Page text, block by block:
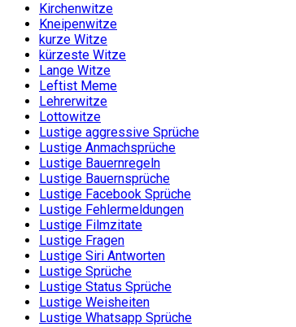
Kirchenwitze
Kneipenwitze
kurze Witze
kürzeste Witze
Lange Witze
Leftist Meme
Lehrerwitze
Lottowitze
Lustige aggressive Sprüche
Lustige Anmachsprüche
Lustige Bauernregeln
Lustige Bauernsprüche
Lustige Facebook Sprüche
Lustige Fehlermeldungen
Lustige Filmzitate
Lustige Fragen
Lustige Siri Antworten
Lustige Sprüche
Lustige Status Sprüche
Lustige Weisheiten
Lustige Whatsapp Sprüche